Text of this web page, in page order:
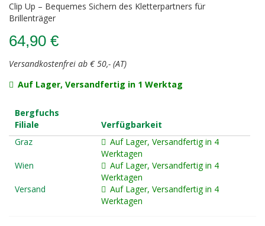
Clip Up – Bequemes Sichern des Kletterpartners für
Brillenträger
64,90 €
Versandkostenfrei ab € 50,- (AT)
Auf Lager, Versandfertig in 1 Werktag
Bergfuchs
Filiale
Verfügbarkeit
Graz
Auf Lager, Versandfertig in 4
Werktagen
Wien
Auf Lager, Versandfertig in 4
Werktagen
Versand
Auf Lager, Versandfertig in 4
Werktagen